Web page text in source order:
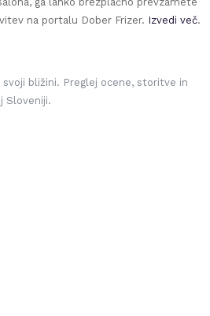
na portalu Dober Frizer. Izvedi več.
svoji bližini. Preglej ocene, storitve in
Sloveniji.